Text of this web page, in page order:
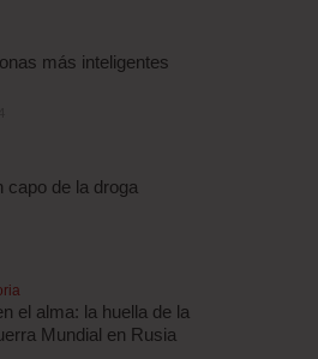
más inteligentes
capo de la droga
el alma: la huella de la
Mundial en Rusia